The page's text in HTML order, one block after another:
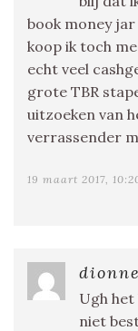
book money jar
koop ik toch
echt veel
grote TBR
uitzoeken van
verrassender
19 maart 2017,
dionne
Ugh het
niet